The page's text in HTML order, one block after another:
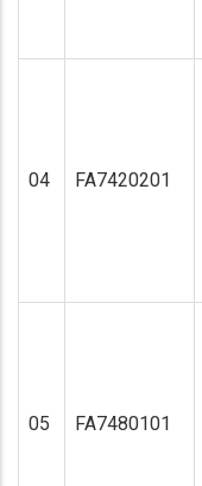
04 FA7420201
05 FA7480101